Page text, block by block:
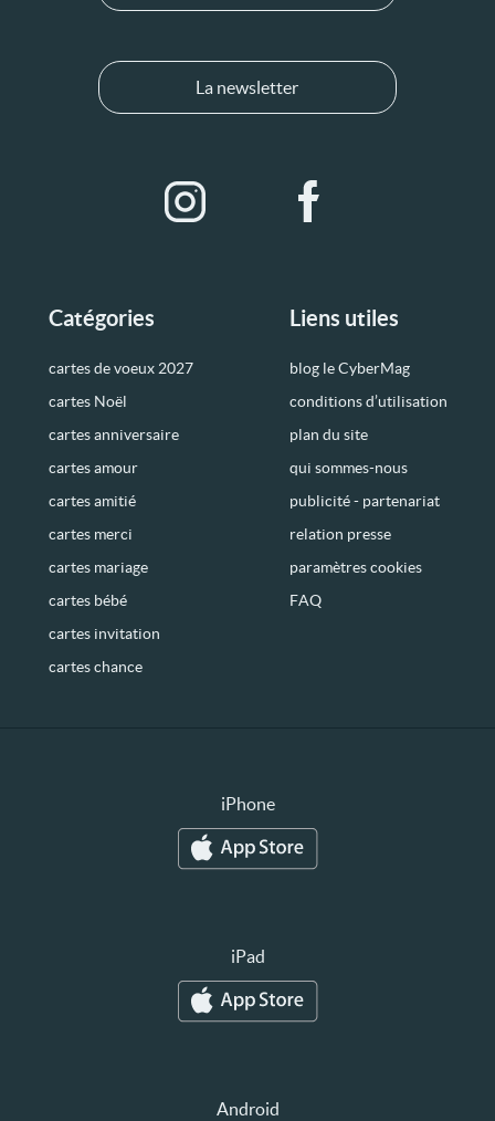
Catégories
cartes de voeux 2027
cartes Noël
cartes anniversaire
cartes amour
cartes amitié
cartes merci
cartes mariage
cartes bébé
cartes invitation
cartes chance
Liens utiles
blog le CyberMag
conditions d’utilisation
plan du site
qui sommes-nous
publicité - partenariat
relation presse
paramètres cookies
FAQ
La newsletter
iPhone
iPad
Android